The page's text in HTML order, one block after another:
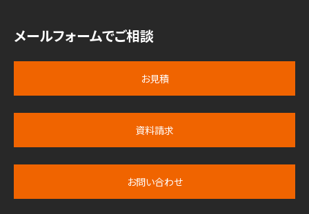
メールフォームでご相談
お見積
資料請求
お問い合わせ